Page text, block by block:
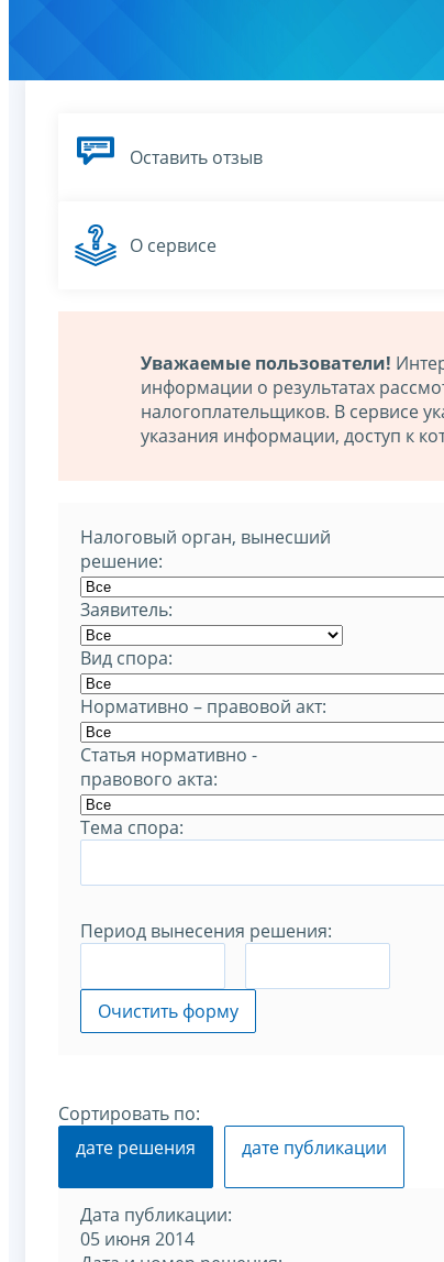
Оставить отзыв
О сервисе
Уважаемые пользователи!
информации о результатах
налогоплательщиков. В сервисе
указания информации, доступ к
Налоговый орган, вынесший
решение:
Заявитель:
Вид спора:
Нормативно – правовой акт:
Статья нормативно -
правового акта:
Тема спора:
Период вынесения решения:
Очистить форму
Сортировать по:
дате решения
дате публикации
Дата публикации:
05 июня 2014